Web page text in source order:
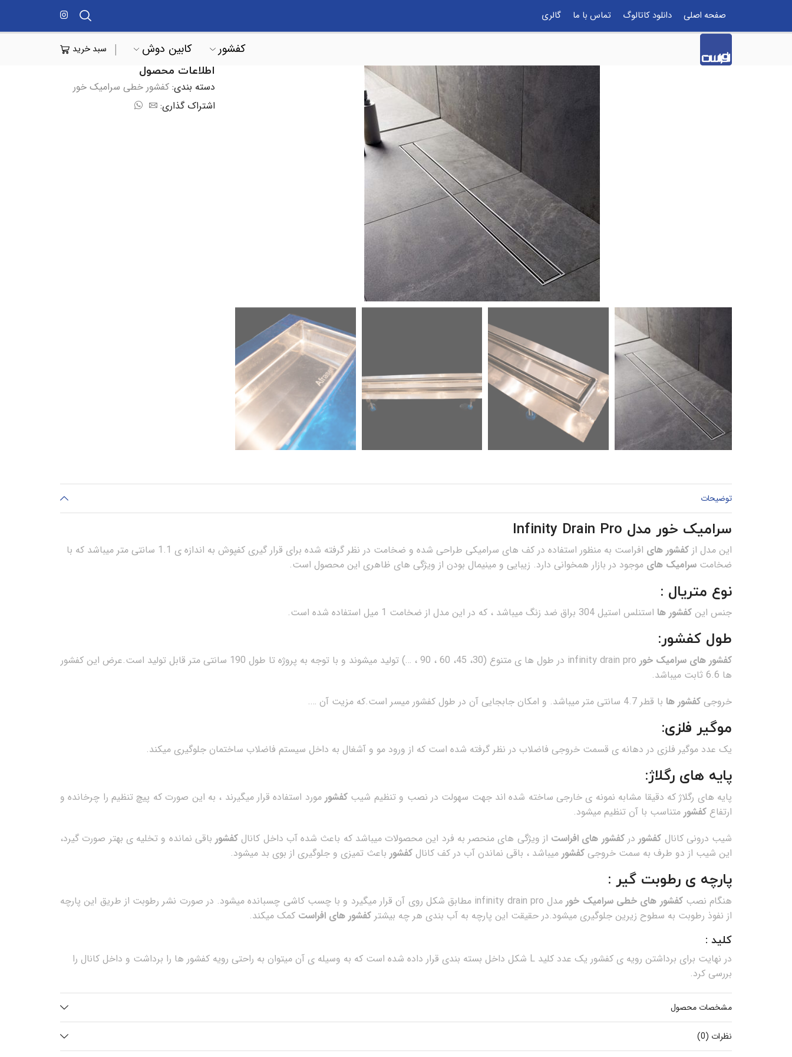
صفحه اصلی دانلود کاتالوگ تماس با ما گالری
کفشور کابین دوش سبد خرید
اطلاعات محصول
دسته بندی:کفشور خطی سرامیک خور
اشتراک گذاری:
توضیحات
سرامیک خور مدل Infinity Drain Pro
این مدل از کفشور های
افراست به منظور استفاده در کف های سرامیکی طراحی شده و ضخامت در نظر گرفته شده برای قرار گیری کفپوش به اندازه ی 1.1 سانتی متر میباشد که با
ضخامت سرامیک های موجود در بازار همخوانی دارد. زیبایی و مینیمال بودن از ویژگی های ظاهری این محصول است.
نوع متریال :
جنس این کفشور ها استنلس استیل 304 براق ضد زنگ میباشد ، که در این مدل از ضخامت 1 میل استفاده شده است.
طول کفشور:
کفشور های سرامیک خور
infinity drain pro در طول ها ی متنوع (30، 45، 60 ، 90 ، …) تولید میشوند و با توجه به پروژه تا طول 190 سانتی متر قابل تولید است.عرض این کفشور
ها 6.6 ثابت میباشد.
خروجی کفشور ها با قطر 4.7 سانتی متر میباشد. و امکان جابجایی آن در طول کفشور میسر است.که مزیت آن ….
موگیر فلزی:
یک عدد موگیر فلزی در دهانه ی قسمت خروجی فاضلاب در نظر گرفته شده است که از ورود مو و آشغال به داخل سیستم فاضلاب ساختمان جلوگیری میکند.
پایه های رگلاژ:
پایه های رگلاژ که دقیقا مشابه نمونه ی خارجی ساخته شده اند جهت سهولت در نصب و تنظیم شیب کفشور مورد استفاده قرار میگیرند ، به این صورت که پیچ تنظیم را چرخانده و
ارتفاع کفشور متناسب با آن تنظیم میشود.
شیب درونی کانال کفشور درکفشور های افراست از ویژگی های منحصر به فرد این محصولات میباشد که باعث شده آب داخل کانال کفشور باقی نمانده و تخلیه ی بهتر صورت گیرد،
این شیب از دو طرف به سمت خروجی کفشور میباشد ، باقی نماندن آب در کف کانال کفشور باعث تمیزی و جلوگیری از بوی بد میشود.
پارچه ی رطوبت گیر :
هنگام نصبکفشور های خطی سرامیک خور
مدل infinity drain pro مطابق شکل روی آن قرار میگیرد و با چسب کاشی چسبانده میشود. در صورت نشر رطوبت از طریق این پارچه
از نفوذ رطوبت به سطوح زیرین جلوگیری میشود.در حقیقت این پارچه به آب بندی هر چه بیشتر کفشور های افراست کمک میکند.
کلید :
در نهایت برای برداشتن رویه ی کفشور یک عدد کلید L شکل داخل بسته بندی قرار داده شده است که به وسیله ی آن میتوان به راحتی رویه کفشور ها را برداشت و داخل کانال را
بررسی کرد.
مشخصات محصول
نظرات (0)